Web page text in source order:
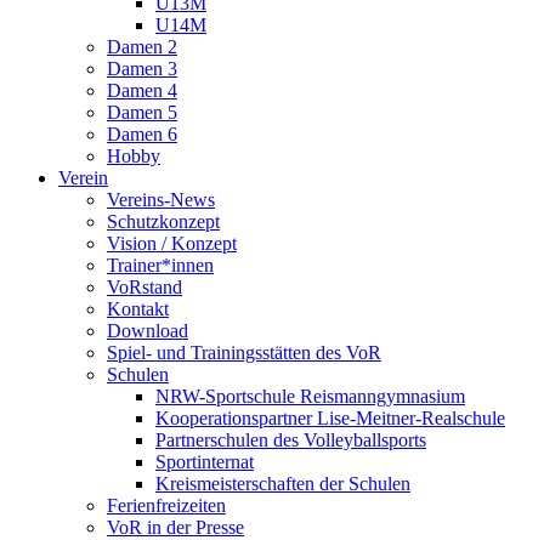
U14M
Damen 2
Damen 3
Damen 4
Damen 5
Damen 6
Hobby
Verein
Vereins-News
Schutzkonzept
Vision / Konzept
Trainer*innen
VoRstand
Kontakt
Download
Spiel- und Trainingsstätten des VoR
Schulen
NRW-Sportschule Reismanngymnasium
Kooperationspartner Lise-Meitner-Realschule
Partnerschulen des Volleyballsports
Sportinternat
Kreismeisterschaften der Schulen
Ferienfreizeiten
VoR in der Presse